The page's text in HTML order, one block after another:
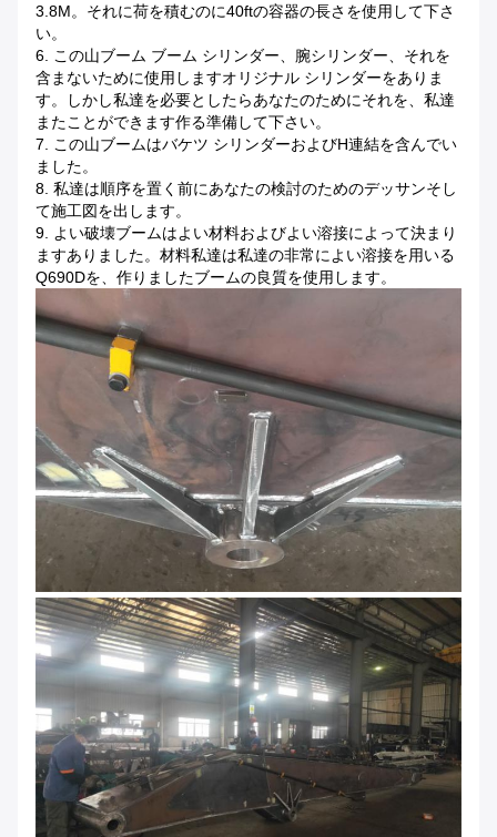
3.8M。それに荷を積むのに40ftの容器の長さを使用して下さ
い。
6. この山ブーム ブーム シリンダー、腕シリンダー、それを
含まないために使用しますオリジナル シリンダーをありま
す。しかし私達を必要としたらあなたのためにそれを、私達
またことができます作る準備して下さい。
7. この山ブームはバケツ シリンダーおよびH連結を含んでい
ました。
8. 私達は順序を置く前にあなたの検討のためのデッサンそし
て施工図を出します。
9. よい破壊ブームはよい材料およびよい溶接によって決まり
ますありました。材料私達は私達の非常によい溶接を用いる
Q690Dを、作りましたブームの良質を使用します。